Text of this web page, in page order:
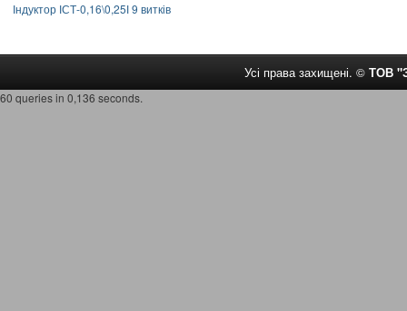
Індуктор ІСТ-0,16\0,25І 9 витків
Усі права захищені. © ТОВ
60 queries in 0,136 seconds.